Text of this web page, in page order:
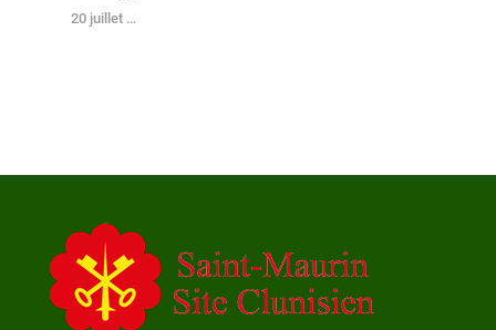
20 juillet …